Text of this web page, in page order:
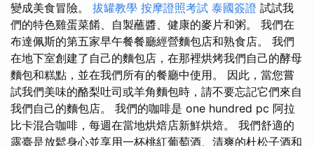
變成美食冒險。 拔罐教學 按摩證照考試 泰國簽證 試試我
們的特色雞蛋菜餚、自製蘸醬、健康的麥片和粥。 我們在
布達佩斯的第五家早午餐餐廳經營麵包店和熟食店。 我們
在地下室創建了自己的麵包店，在那裡烘烤我們自己的酵母
麵包和糕點，並在我們所有的餐廳中使用。 因此，當您嘗
試我們美味的酪梨吐司或羊角麵包時，請不要忘記它們來自
我們自己的麵包店。 我們的咖啡是 one hundred pc 阿拉
比卡混合咖啡，每週在當地烘焙店新鮮烘焙。 我們舒適的
露臺是放鬆身心並享用一杯桃紅葡萄酒、清爽的杜松子酒和